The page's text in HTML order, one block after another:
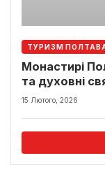
ТУРИЗМ
Монастирі
та духовні
15 Лютого, 2026